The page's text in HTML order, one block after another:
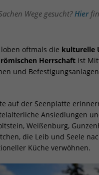
Wege gesucht?Hier
oftmals die kulturelle
römischen Herrschaft ist
und
auf der Seenplatte
Ansiedlungen
Weißenburg,
die Leib und Seele
Küche verwöhnen.
Statistik Cookies
verstehen, wie unsere
Marketing-Cookies
personalisierte
hinweg verfolgen.
Externe